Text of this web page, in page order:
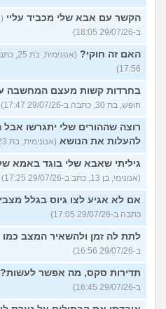
הקשר עם אבא שלי מכביד עליי
ב-29/07/26 18:05)
האם זה חוקי?
17:56)
בחרדות קשות מעצם המחשבה
חופש, בת 30, כתבה ב-29/07/26 17:47)
רוצה שההורים שלי יתגרשו
להעלות את הנושא (אנונימית, בת 23, כתבה ב-29/07/26 17:36)
גיליתי שאבא שלי בוגד באמא
(אנונימי, בן 13, כתב ב-29/07/26 17:25)
אם לא אגיע לצו גיוס בגלל
כתבה ב-29/07/26 17:05)
לתת לה זמן ולהשאיר המצב
ב-29/07/26 16:56)
תדירות סקס, מה אפשר לעשות?
ב-29/07/26 16:45)